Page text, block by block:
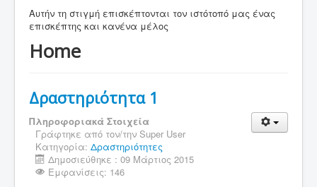
Αυτήν τη στιγμή επισκέπτονται τον ιστότοπό μας ένας
επισκέπτης και κανένα μέλος
Home
Δραστηριότητα 1
Πληροφοριακά Στοιχεία
Γράφτηκε από τον/την Super User
Κατηγορία: Δραστηριότητες
Δημοσιεύθηκε : 09 Μάρτιος 2015
Εμφανίσεις: 146